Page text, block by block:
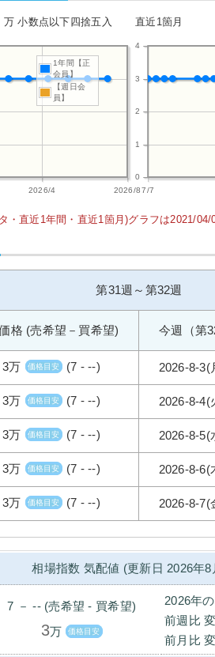
小数点以下四捨五入 直近1箇月
2026/4 2026/8
1年間【正
会員】
【週日会
員】
7/7
0
1
2
3
4
・直近1年間・直近1箇月)グラフは2021/04/
第31週～第32週
(売希望－買希望) 今週（
3万 価格目安 (7 - --)
3万 価格目安 (7 - --)
3万 価格目安 (7 - --)
3万 価格目安 (7 - --)
3万 価格目安 (7 - --)
2026-8-3(
2026-8-4(
2026-8-5(
2026-8-6(
2026-8-7(
相場指数 気配値 (更新日 2026年8
7 － -- (売希望 - 買希望)
3万 価格目安
2026年
前週比
前月比